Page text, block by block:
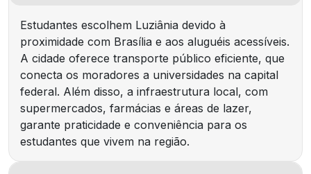
Estudantes escolhem Luziânia devido à
proximidade com Brasília e aos aluguéis acessíveis.
A cidade oferece transporte público eficiente, que
conecta os moradores a universidades na capital
federal. Além disso, a infraestrutura local, com
supermercados, farmácias e áreas de lazer,
garante praticidade e conveniência para os
estudantes que vivem na região.